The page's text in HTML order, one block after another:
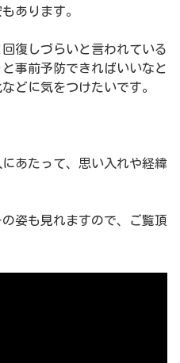
あります。
復しづらいと言われている
事前予防できればいいなと
どに気をつけたいです。
あたって、思い入れや経緯
姿も見れますので、ご覧頂